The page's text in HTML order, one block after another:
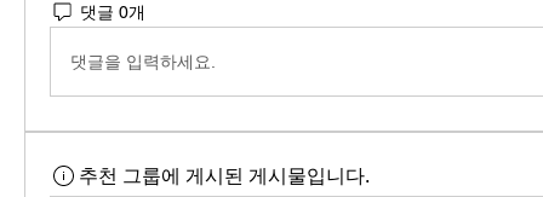
댓글 0개
댓글을 입력하세요.
추천 그룹에 게시된 게시물입니다.